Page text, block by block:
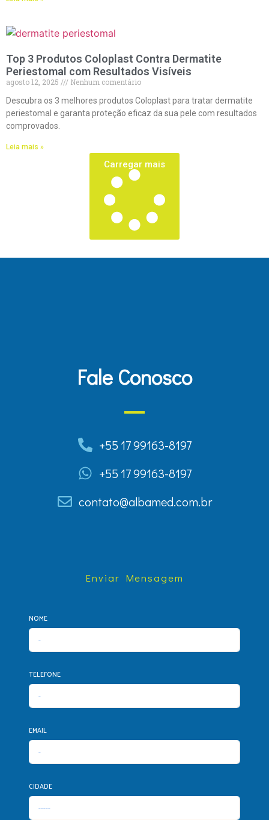
Top 3 Produtos Coloplast Contra Dermatite
Periestomal com Resultados Visíveis
agosto 12, 2025
Nenhum comentário
Descubra os 3 melhores produtos Coloplast para tratar dermatite
periestomal e garanta proteção eficaz da sua pele com resultados
comprovados.
Leia mais »
Carregar mais
Fale Conosco
+55 17 99163-8197
+55 17 99163-8197
contato@albamed.com.br
Enviar Mensagem
NOME
TELEFONE
EMAIL
CIDADE